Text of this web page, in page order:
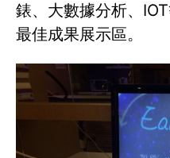
錶、大數據分析、
最佳成果展示區。